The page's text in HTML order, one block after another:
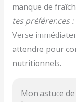
manque de
tes préférences :
Verse
attendre pour
nutritionnels.
Mon astuce